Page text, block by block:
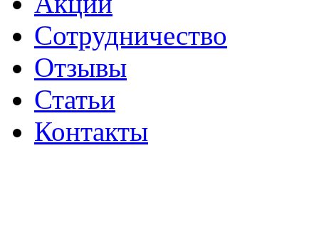
Сотрудничество
Отзывы
Статьи
Контакты